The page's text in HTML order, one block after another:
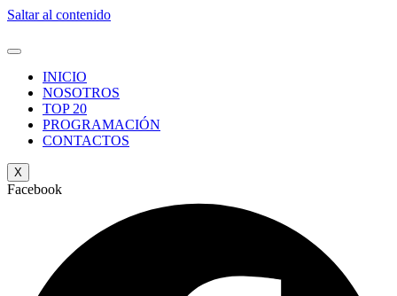
Saltar al contenido
INICIO
NOSOTROS
TOP 20
PROGRAMACIÓN
CONTACTOS
X
Facebook